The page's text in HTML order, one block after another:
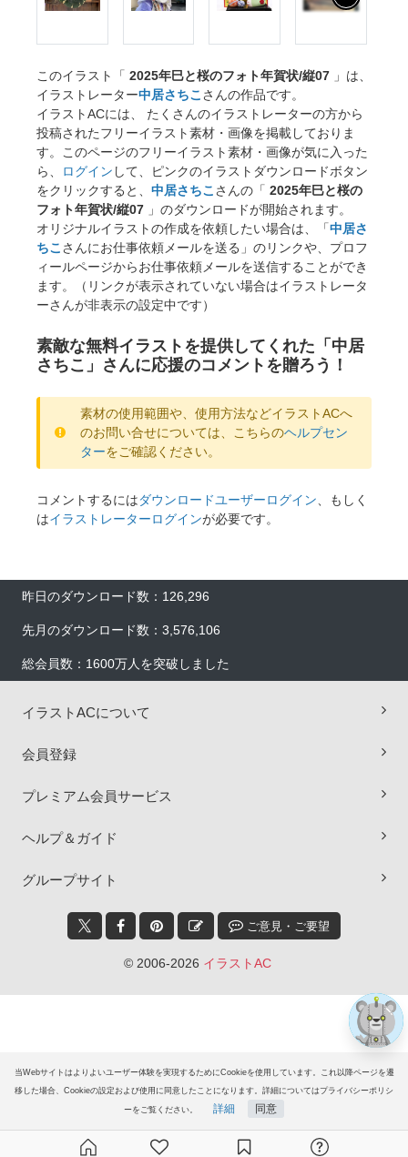
当Webサイトはよりよいユーザー体験を実現するためにCookieを使用しています。これ以降ページを遷
移した場合、Cookieの設定および使用に同意したことになります。詳細についてはプライバシーポリシ
ーをご覧ください。 詳細 同意
このイラスト「 2025年巳と桜のフォト年賀状/縦07 」は、
イラストレーター中居さちこ さんの作品です。
イラストACには、 たくさんのイラストレーターの方から
投稿されたフリーイラスト素材・画像を掲載しておりま
す。このページのフリーイラスト素材・画像が気に入った
ら、
ログイン して、ピンクのイラストダウンロードボタン
をクリックすると、 中居さちこ さんの「 2025年巳と桜の
フォト年賀状/縦07 」のダウンロードが開始されます。
オリジナルイラストの作成を依頼したい場合は、「中居さ
ちこ さんにお仕事依頼メールを送る」のリンクや、プロフ
ィールページからお仕事依頼メールを送信することができ
ます。（リンクが表示されていない場合はイラストレータ
ーさんが非表示の設定中です）
素敵な無料イラストを提供してくれた「中居
さちこ」さんに応援のコメントを贈ろう！
素材の使用範囲や、使用方法などイラストACへ
のお問い合せについては、こちらのヘルプセン
ターをご確認ください。
コメントするにはダウンロードユーザーログイン 、もしく
はイラストレーターログインが必要です。
昨日のダウンロード数：126,296
先月のダウンロード数：3,576,106
総会員数：1600万人を突破しました
イラストACについて
会員登録
プレミアム会員サービス
ヘルプ＆ガイド
グループサイト
ご意見・ご要望
© 2006-2026 イラストAC